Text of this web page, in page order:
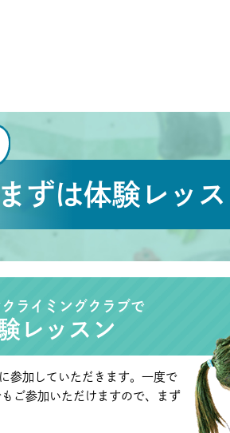
まずは体験レッス
ライミングクラブで
レッスン
参加していただきます。一度で
ご参加いただけますので、まず